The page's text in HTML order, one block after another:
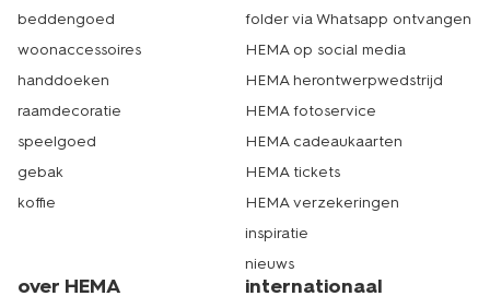
beddengoed
woonaccessoires
handdoeken
raamdecoratie
speelgoed
gebak
koffie
folder via Whatsapp ontvangen
HEMA op social media
HEMA herontwerpwedstrijd
HEMA fotoservice
HEMA cadeaukaarten
HEMA tickets
HEMA verzekeringen
inspiratie
nieuws
over HEMA internationaal